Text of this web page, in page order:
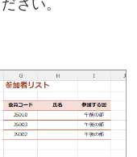
さい。